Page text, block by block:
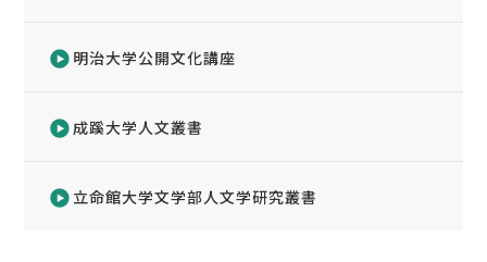
明治大学公開文化講座
成蹊大学人文叢書
立命館大学文学部人文学研究叢書